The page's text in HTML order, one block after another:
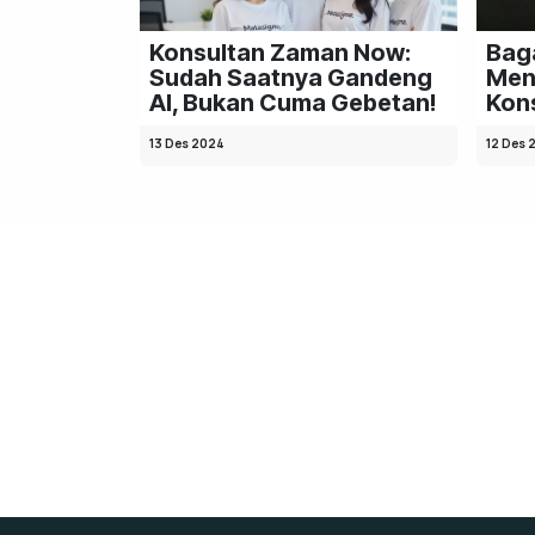
Konsultan Zaman Now:
Sudah Saatnya Gandeng
AI, Bukan Cuma Gebetan!
13 Des 2024 12 Des